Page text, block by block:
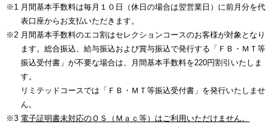
※1 月間基本手数料は毎月１０日（休日の場合は翌営業日）に前月分を代
表口座からお支払いただきます。
※2 月間基本手数料のエコ割はセレクションコースのお客様が対象となり
ます。総合振込、給与振込および賞与振込で発行する「ＦＢ・ＭＴ等
振込受付書」が不要な場合は、月間基本手数料を220円割引いたしま
す。
リミテッドコースでは「ＦＢ・ＭＴ等振込受付書」を発行いたしませ
ん。
※3 電子証明書未対応のＯＳ（Ｍａｃ等）はご利用いただけません。